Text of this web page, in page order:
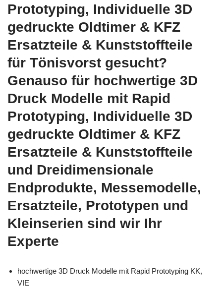
Prototyping, Individuelle 3D
gedruckte Oldtimer & KFZ
Ersatzteile & Kunststoffteile
für Tönisvorst gesucht?
Genauso für hochwertige 3D
Druck Modelle mit Rapid
Prototyping, Individuelle 3D
gedruckte Oldtimer & KFZ
Ersatzteile & Kunststoffteile
und Dreidimensionale
Endprodukte, Messemodelle,
Ersatzteile, Prototypen und
Kleinserien sind wir Ihr
Experte
hochwertige 3D Druck Modelle mit Rapid Prototyping KK,
VIE